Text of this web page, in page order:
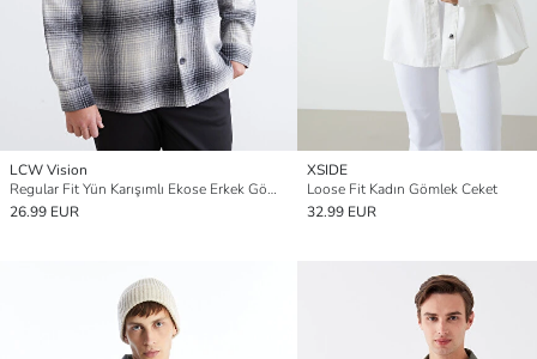
LCW Vision
Regular Fit Yün Karışımlı Ekose Erkek Gömlek Ceket
26.99 EUR
XSIDE
Loose Fit Kadın Gömlek Ceket
32.99 EUR